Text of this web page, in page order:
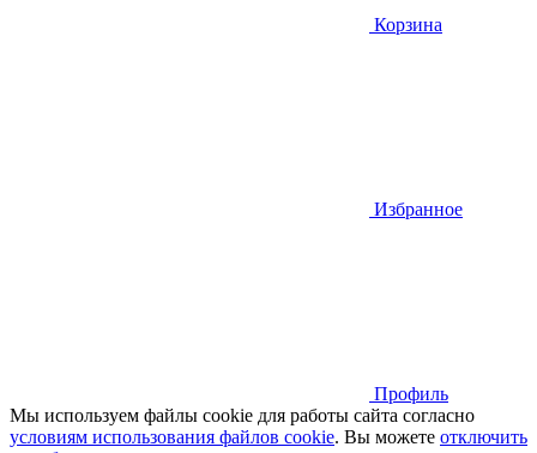
Корзина
Избранное
Профиль
Мы используем файлы cookie для работы сайта согласно
условиям использования файлов cookie. Вы можете отключить